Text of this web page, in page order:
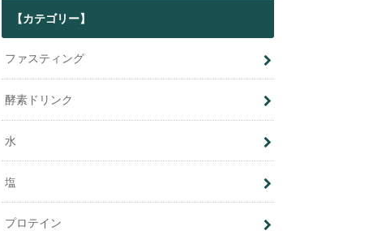
【カテゴリー】
ファスティング
酵素ドリンク
水
塩
プロテイン